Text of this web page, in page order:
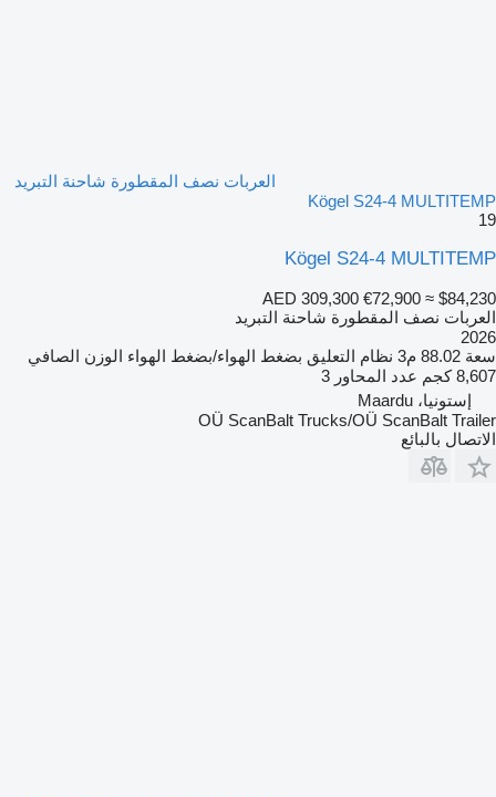
العربات نصف المقطورة شاحنة التبريد
Kögel S24-4 MULTITEMP
19
Kögel S24-4 MULTITEMP
AED 309,300 €72,900 ≈ $84,230
العربات نصف المقطورة شاحنة التبريد
2026
سعة 88.02 م3 نظام التعليق بضغط الهواء/بضغط الهواء الوزن الصافي
8,607 كجم
عدد المحاور 3
إستونيا، Maardu
OÜ ScanBalt Trucks/OÜ ScanBalt Trailer
الاتصال بالبائع